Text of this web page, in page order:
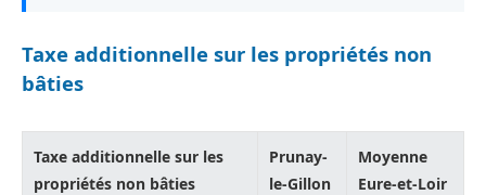
Taxe additionnelle sur les propriétés non
bâties
Taxe additionnelle sur les
propriétés non bâties
Prunay-
le-Gillon
Moyenne
Eure-et-Loir